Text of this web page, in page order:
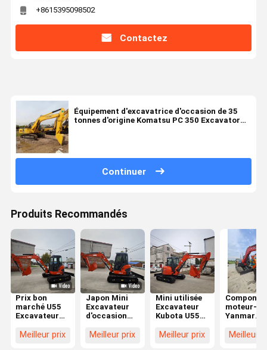
+8615395098502
Contactez
Équipement d'excavatrice d'occasion de 35
tonnes d'origine Komatsu PC 350 Excavator
Continuer
Produits Recommandés
Prix bon
marché U55
Excavateur
Petite pelle de
Meilleur prix
Japon Mini
Excavateur
d'occasion
Kubota U55
Meilleur prix
Mini utilisée
Excavateur
Kubota U55
tonnes
Meilleur prix
moteur-
Yanmar
Japon de
Meilleur